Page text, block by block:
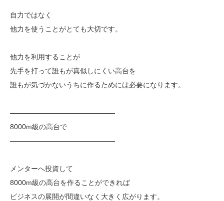
自力ではなく
他力を使うことがとても大切です。
他力を利用することが
先手を打って誰もが真似しにくい高台を
誰もが気づかないうちに作るためには必要になります。
———————————————
8000m級の高台で
———————————————
メンターへ投資して
8000m級の高台を作ることができれば
ビジネスの展開が間違いなく大きく広がります。